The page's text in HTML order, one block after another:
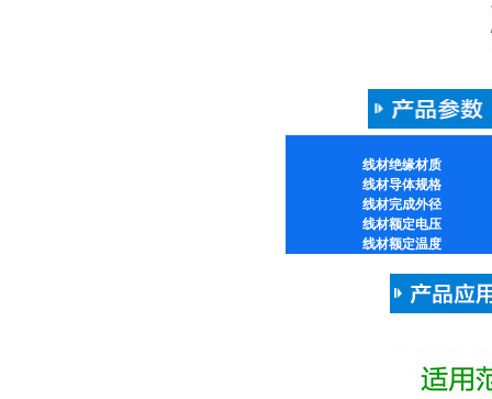
线材绝缘材质
线材导体规格
线材完成外径
线材额定电压
线材额定温度